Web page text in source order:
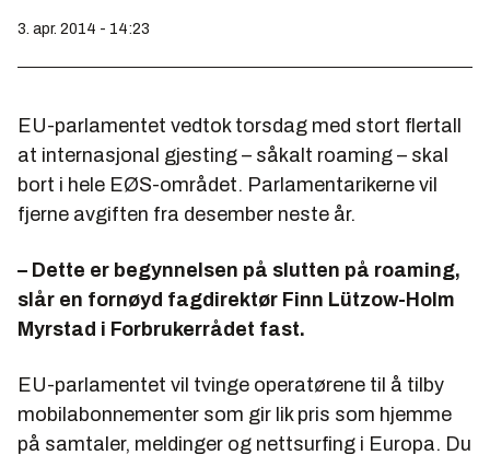
3. apr. 2014 - 14:23
EU-parlamentet vedtok torsdag med stort flertall
at internasjonal gjesting – såkalt roaming – skal
bort i hele EØS-området. Parlamentarikerne vil
fjerne avgiften fra desember neste år.
– Dette er begynnelsen på slutten på roaming,
slår en fornøyd fagdirektør Finn Lützow-Holm
Myrstad i Forbrukerrådet fast.
EU-parlamentet vil tvinge operatørene til å tilby
mobilabonnementer som gir lik pris som hjemme
på samtaler, meldinger og nettsurfing i Europa. Du